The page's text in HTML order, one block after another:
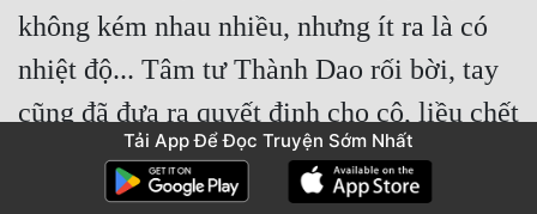
không kém nhau nhiều, nhưng ít ra là có
nhiệt độ... Tâm tư Thành Dao rối bời, tay
cũng đã đưa ra quyết định cho cô, liều chết
lôi kéo Tiền Hằng.
Tải App Để Đọc Truyện Sớm Nhất